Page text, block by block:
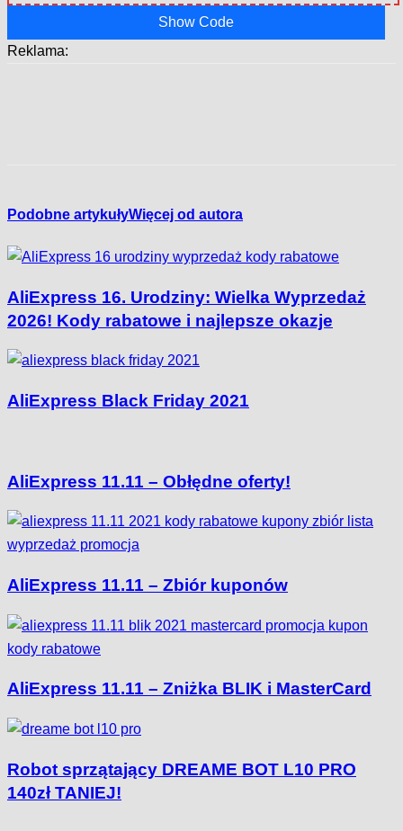
Show Code
Reklama:
Podobne artykułyWięcej od autora
AliExpress 16. Urodziny: Wielka Wyprzedaż
2026! Kody rabatowe i najlepsze okazje
AliExpress Black Friday 2021
AliExpress 11.11 – Obłędne oferty!
AliExpress 11.11 – Zbiór kuponów
AliExpress 11.11 – Zniżka BLIK i MasterCard
Robot sprzątający DREAME BOT L10 PRO
140zł TANIEJ!